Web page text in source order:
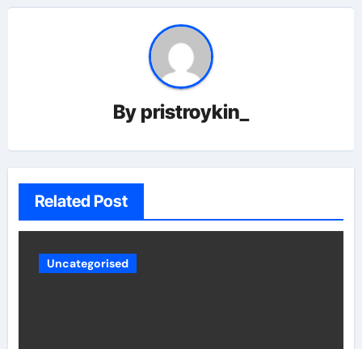
By pristroykin_
Related Post
Uncategorised